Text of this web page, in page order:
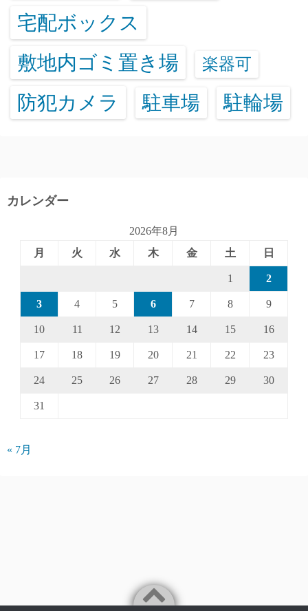
宅配ボックス
敷地内ゴミ置き場
楽器可
防犯カメラ 駐車場 駐輪場
カレンダー
2026年8月
月
火 水 木 金 土 日
1 2
3 4 5 6 7 8 9
10 11 12 13 14 15 16
17 18 19 20 21 22 23
24 25 26 27 28 29 30
31
« 7月